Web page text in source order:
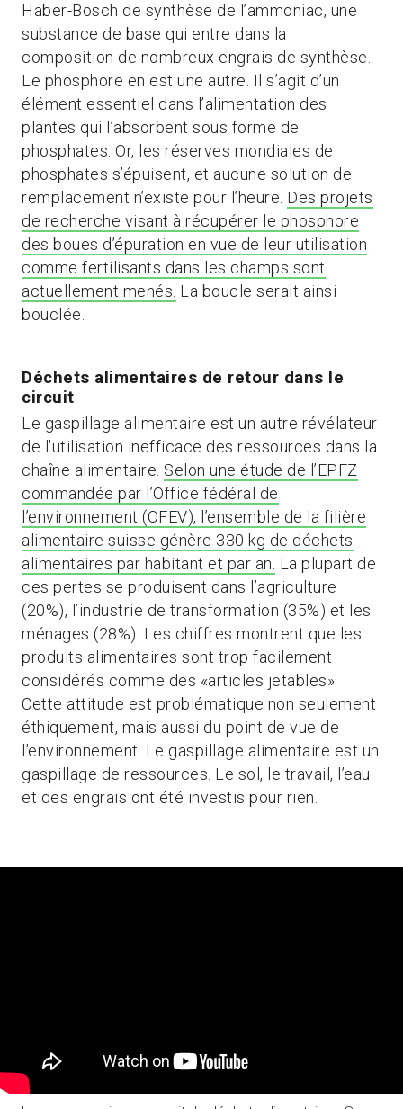
Haber-Bosch de synthèse de l’ammoniac, une
substance de base qui entre dans la
composition de nombreux engrais de synthèse.
Le phosphore en est une autre. Il s’agit d’un
élément essentiel dans l’alimentation des
plantes qui l’absorbent sous forme de
phosphates. Or, les réserves mondiales de
phosphates s’épuisent, et aucune solution de
remplacement n’existe pour l’heure. Des projets
de recherche visant à récupérer le phosphore
des boues d’épuration en vue de leur utilisation
comme fertilisants dans les champs sont
actuellement menés. La boucle serait ainsi
bouclée.
Déchets alimentaires de retour dans le
circuit
Le gaspillage alimentaire est un autre révélateur
de l’utilisation inefficace des ressources dans la
chaîne alimentaire. Selon une étude de l’EPFZ
commandée par l’Office fédéral de
l’environnement (OFEV), l’ensemble de la filière
alimentaire suisse génère 330 kg de déchets
alimentaires par habitant et par an. La plupart de
ces pertes se produisent dans l’agriculture
(20%), l’industrie de transformation (35%) et les
ménages (28%). Les chiffres montrent que les
produits alimentaires sont trop facilement
considérés comme des «articles jetables».
Cette attitude est problématique non seulement
éthiquement, mais aussi du point de vue de
l’environnement. Le gaspillage alimentaire est un
gaspillage de ressources. Le sol, le travail, l’eau
et des engrais ont été investis pour rien.